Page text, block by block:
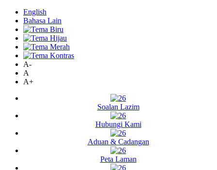
English
Bahasa Lain
A-
A
A+
Soalan Lazim
Hubungi Kami
Aduan & Cadangan
Peta Laman